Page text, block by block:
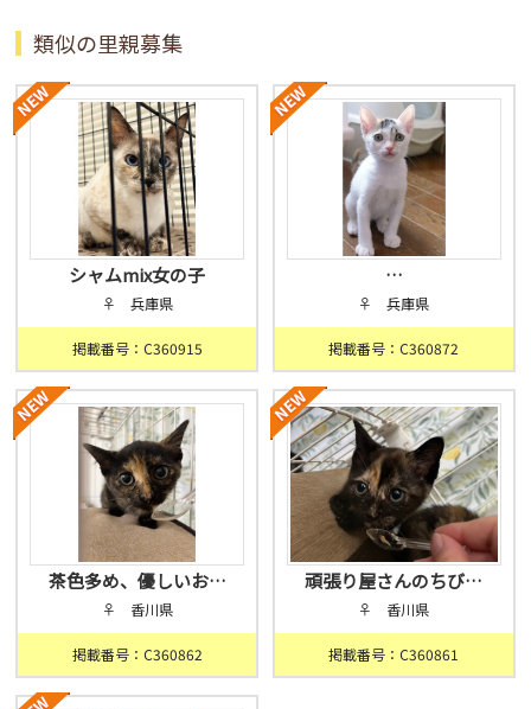
類似の里親募集
シャムmix女の子
♀ 兵庫県
掲載番号：C360915
…
♀ 兵庫県
掲載番号：C360872
茶色多め、優しいお…
♀ 香川県
掲載番号：C360862
頑張り屋さんのちび…
♀ 香川県
掲載番号：C360861